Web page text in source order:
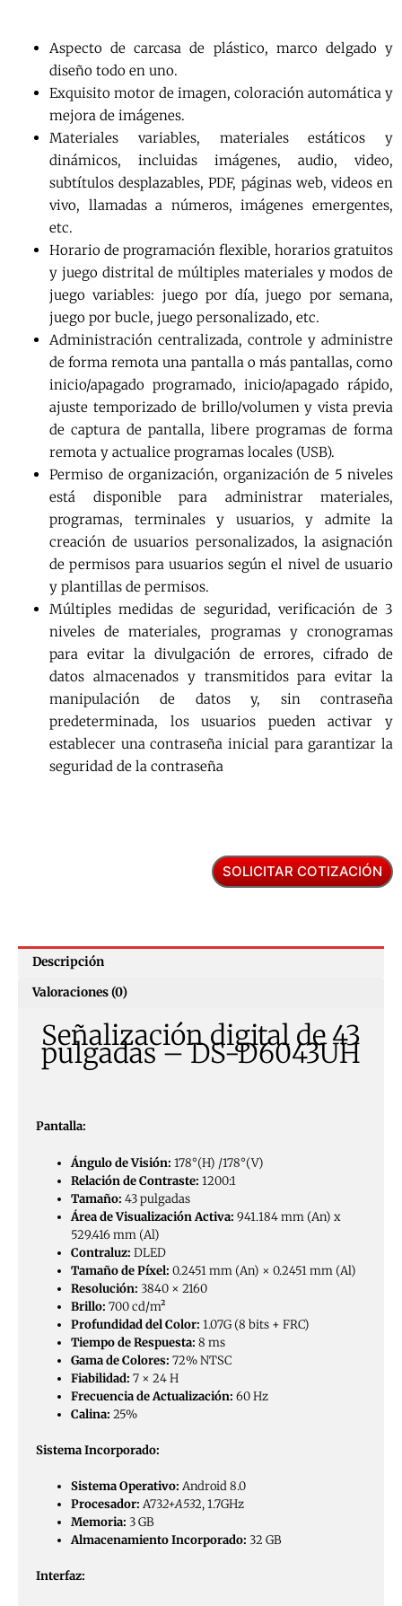
Aspecto de carcasa de plástico, marco delgado y
diseño todo en uno.
Exquisito motor de imagen, coloración automática y
mejora de imágenes.
Materiales variables, materiales estáticos y
dinámicos, incluidas imágenes, audio, video,
subtítulos desplazables, PDF, páginas web, videos en
vivo, llamadas a números, imágenes emergentes,
etc.
Horario de programación flexible, horarios gratuitos
y juego distrital de múltiples materiales y modos de
juego variables: juego por día, juego por semana,
juego por bucle, juego personalizado, etc.
Administración centralizada, controle y administre
de forma remota una pantalla o más pantallas, como
inicio/apagado programado, inicio/apagado rápido,
ajuste temporizado de brillo/volumen y vista previa
de captura de pantalla, libere programas de forma
remota y actualice programas locales (USB).
Permiso de organización, organización de 5 niveles
está disponible para administrar materiales,
programas, terminales y usuarios, y admite la
creación de usuarios personalizados, la asignación
de permisos para usuarios según el nivel de usuario
y plantillas de permisos.
Múltiples medidas de seguridad, verificación de 3
niveles de materiales, programas y cronogramas
para evitar la divulgación de errores, cifrado de
datos almacenados y transmitidos para evitar la
manipulación de datos y, sin contraseña
predeterminada, los usuarios pueden activar y
establecer una contraseña inicial para garantizar la
seguridad de la contraseña
SOLICITAR COTIZACIÓN
Descripción
Valoraciones (0)
Señalización digital de 43
pulgadas – DS-D6043UH
Pantalla:
Ángulo de Visión: 178°(H) /178°(V)
Relación de Contraste: 1200:1
Tamaño: 43 pulgadas
Área de Visualización Activa: 941.184 mm (An) x
529.416 mm (Al)
Contraluz: DLED
Tamaño de Píxel: 0.2451 mm (An) × 0.2451 mm (Al)
Resolución: 3840 × 2160
Brillo: 700 cd/m²
Profundidad del Color: 1.07G (8 bits + FRC)
Tiempo de Respuesta: 8 ms
Gama de Colores: 72% NTSC
Fiabilidad: 7 × 24 H
Frecuencia de Actualización: 60 Hz
Calina: 25%
Sistema Incorporado:
Sistema Operativo: Android 8.0
Procesador: A732+A532, 1.7GHz
Memoria: 3 GB
Almacenamiento Incorporado: 32 GB
Interfaz: